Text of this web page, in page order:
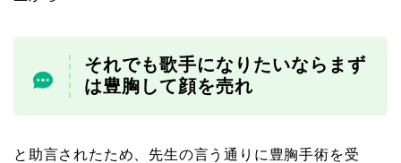
それでも歌手になりたいならまず
は豊胸して顔を売れ
と助言されたため、先生の言う通りに豊胸手術を受